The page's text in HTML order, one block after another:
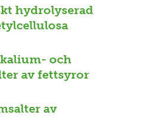
hydrolyserad
och
av fettsyror
av